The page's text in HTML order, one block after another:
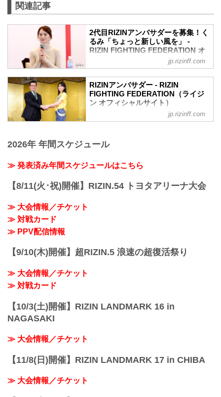
関連記事
2代目RIZINアンバサダーを募集！く
るみ「ちょっと新しい風を」 -
RIZIN FIGHTING FEDERATION オ
で、榊原信行CEOより「2代目RIZINアン
バサダー」を募集することが発表され
た。
も登壇し、2人で今回の募集の経緯や、ど
榊原CEO「10周年企画の一つとして」2
くるみが着席すると榊原CEOより、今回
て2代目RIZINアンバサダーを募集しま
jp.rizinff.com
RIZINアンバサダー - RIZIN
FIGHTING FEDERATION（ライジ
ン オフィシャルサイト）
RIZINアンバサダーくるみの活動報告
jp.rizinff.com
2026年 年間スケジュール
≫ 発表済み年間スケジュールはこちら
【8/11(火･祝)開催】RIZIN.54 トヨタアリーナ大会
≫ 大会情報／チケット
≫ 対戦カード
≫ PPV配信情報
【9/10(木)開催】超RIZIN.5 浪速の超復活祭り
≫ 大会情報／チケット
≫ 対戦カード
【10/3(土)開催】RIZIN LANDMARK 16 in
NAGASAKI
≫ 大会情報／チケット
【11/8(日)開催】RIZIN LANDMARK 17 in CHIBA
≫ 大会情報／チケット